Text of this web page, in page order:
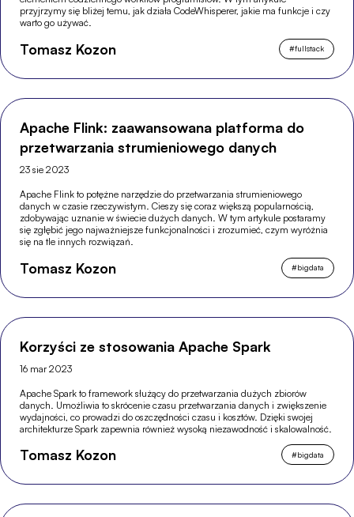
przyjrzymy się bliżej temu, jak działa CodeWhisperer, jakie ma funkcje i czy
warto go używać.
Tomasz Kozon #fullstack
Apache Flink: zaawansowana platforma do
przetwarzania strumieniowego danych
23 sie 2023
Apache Flink to potężne narzędzie do przetwarzania strumieniowego
danych w czasie rzeczywistym. Cieszy się coraz większą popularnością,
zdobywając uznanie w świecie dużych danych. W tym artykule postaramy
się zgłębić jego najważniejsze funkcjonalności i zrozumieć, czym wyróżnia
się na tle innych rozwiązań.
Tomasz Kozon #bigdata
Korzyści ze stosowania Apache Spark
16 mar 2023
Apache Spark to framework służący do przetwarzania dużych zbiorów
danych. Umożliwia to skrócenie czasu przetwarzania danych i zwiększenie
wydajności, co prowadzi do oszczędności czasu i kosztów. Dzięki swojej
architekturze Spark zapewnia również wysoką niezawodność i skalowalność.
Tomasz Kozon #bigdata